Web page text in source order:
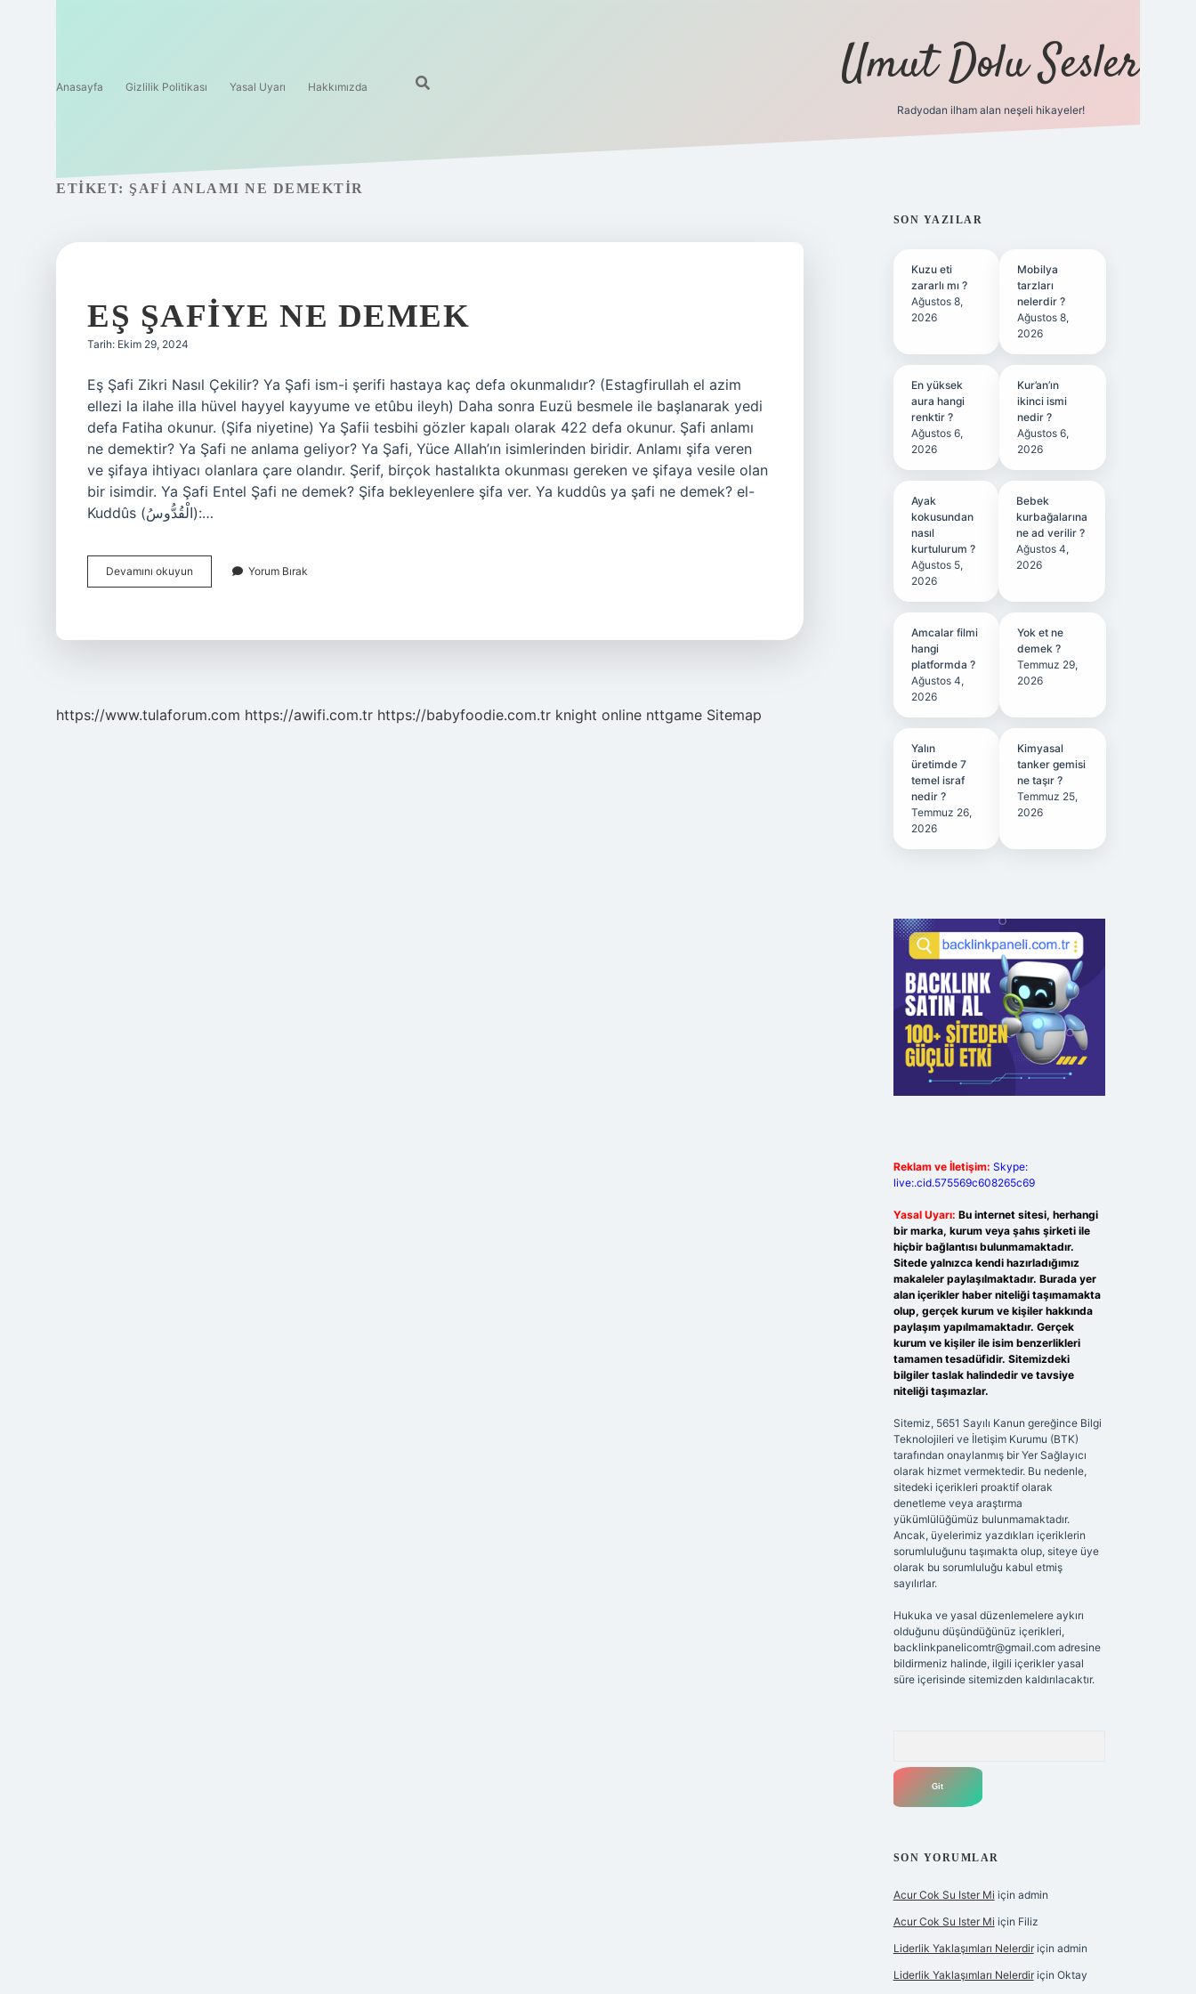
Anasayfa Gizlilik Politikası Yasal Uyarı Hakkımızda Umut Dolu Sesler
Radyodan ilham alan neşeli hikayeler!
ETIKET: ŞAFI ANLAMI NE DEMEKTIR
EŞ ŞAFIYE NE DEMEK
Tarih: Ekim 29, 2024
Eş Şafi Zikri Nasıl Çekilir? Ya Şafi ism-i şerifi hastaya kaç defa okunmalıdır? (Estagfirullah el azim
ellezi la ilahe illa hüvel hayyel kayyume ve etûbu ileyh) Daha sonra Euzü besmele ile başlanarak yedi
defa Fatiha okunur. (Şifa niyetine) Ya Şafii tesbihi gözler kapalı olarak 422 defa okunur. Şafi anlamı
ne demektir? Ya Şafi ne anlama geliyor? Ya Şafi, Yüce Allah’ın isimlerinden biridir. Anlamı şifa veren
ve şifaya ihtiyacı olanlara çare olandır. Şerif, birçok hastalıkta okunması gereken ve şifaya vesile olan
bir isimdir. Ya Şafi Entel Şafi ne demek? Şifa bekleyenlere şifa ver. Ya kuddûs ya şafi ne demek? el-
Kuddûs (الْقُدُّوسُ):…
Devamını okuyun
Şafiye
Yorum Bırak
https://www.tulaforum.com https://awifi.com.tr https://babyfoodie.com.tr knight online nttgame Sitemap
SIDEBAR
SON YAZILAR
Kuzu eti
zararlı mı ?
Ağustos 8,
2026
Mobilya
tarzları
nelerdir ?
Ağustos 8,
2026
En yüksek
aura hangi
renktir ?
Ağustos 6,
2026
Kur’an’ın
ikinci ismi
nedir ?
Ağustos 6,
2026
Ayak
kokusundan
nasıl
kurtulurum ?
Ağustos 5,
2026
Bebek
kurbağalarına
ne ad verilir ?
Ağustos 4,
2026
Amcalar filmi
hangi
platformda ?
Ağustos 4,
2026
Yok et ne
demek ?
Temmuz 29,
2026
Yalın
üretimde 7
temel israf
nedir ?
Temmuz 26,
2026
Kimyasal
tanker gemisi
ne taşır ?
Temmuz 25,
2026
Reklam ve İletişim: Skype:
live:.cid.575569c608265c69
Yasal Uyarı: Bu internet sitesi, herhangi
bir marka, kurum veya şahıs şirketi ile
hiçbir bağlantısı bulunmamaktadır.
Sitede yalnızca kendi hazırladığımız
makaleler paylaşılmaktadır. Burada yer
alan içerikler haber niteliği taşımamakta
olup, gerçek kurum ve kişiler hakkında
paylaşım yapılmamaktadır. Gerçek
kurum ve kişiler ile isim benzerlikleri
tamamen tesadüfidir. Sitemizdeki
bilgiler taslak halindedir ve tavsiye
niteliği taşımazlar.
Sitemiz, 5651 Sayılı Kanun gereğince Bilgi
Teknolojileri ve İletişim Kurumu (BTK)
tarafından onaylanmış bir Yer Sağlayıcı
olarak hizmet vermektedir. Bu nedenle,
sitedeki içerikleri proaktif olarak
denetleme veya araştırma
yükümlülüğümüz bulunmamaktadır.
Ancak, üyelerimiz yazdıkları içeriklerin
sorumluluğunu taşımakta olup, siteye üye
olarak bu sorumluluğu kabul etmiş
sayılırlar.
Hukuka ve yasal düzenlemelere aykırı
olduğunu düşündüğünüz içerikleri,
backlinkpanelicomtr@gmail.comadresine
bildirmeniz halinde, ilgili içerikler yasal
süre içerisinde sitemizden kaldırılacaktır.
SON YORUMLAR
Acur Cok Su Ister Mi için admin
Acur Cok Su Ister Mi için Filiz
Liderlik Yaklaşımları Nelerdiriçin admin
Liderlik Yaklaşımları Nelerdiriçin Oktay